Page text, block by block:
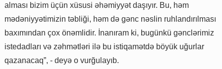
alması bizim üçün xüsusi əhəmiyyət daşıyır. Bu, həm
mədəniyyətimizin təbliği, həm də gənc nəslin ruhlandırılması
baxımından çox önəmlidir. İnanıram ki, bugünkü gənclərimiz
istedadları və zəhmətləri ilə bu istiqamətdə böyük uğurlar
qazanacaq”, - deyə o vurğulayıb.